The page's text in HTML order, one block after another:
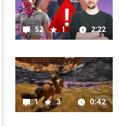
52 1 2:22
1 3 0:42